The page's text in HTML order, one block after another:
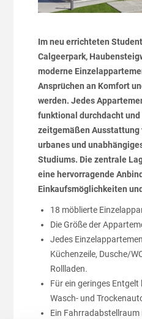
Im neu errichteten
Calgeerpark,
moderne
Ansprüchen an Komfort
werden. Jedes
funktional durchdacht
zeitgemäßen Ausstattung
urbanes und
Studiums. Die zentrale
eine hervorragende
Einkaufsmöglichkeiten
18 möblierte
Die Größe der
Jedes
Küchenzeile, Dusche/
Rollladen.
Für ein geringes
Wasch- und
Ein